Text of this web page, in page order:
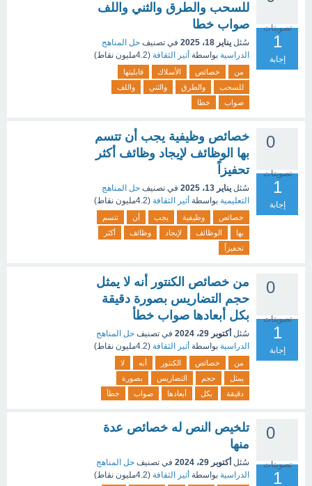
تصويتات
1
إجابة
للسحب والطرق والثني واللف
صواب خطا
سُئل يناير 18، 2025 في تصنيف حل المناهج
الدراسية بواسطة أثير الثقافة (4.2مليون نقاط)
من خصائص الأسلاك
قابليتها
للسحب
والطرق والثني
واللف
صواب
خطا
0
تصويتات
1
إجابة
خصائص وظيفية يجب أن تتسم
بها الوظائف لإيجاد وظائف أكثر
تحفيزاً
سُئل يناير 13، 2025 في تصنيف حل المناهج
التعليمية بواسطة أثير الثقافة (4.2مليون نقاط)
خصائص وظيفية يجب أن
تتسم
بها
الوظائف لإيجاد وظائف
أكثر
تحفيزاً
0
تصويتات
1
إجابة
من خصائص الكنتور أنه لا يمثل
حجم التضاريس بصورة دقيقة
بكل أبعادها صواب خطأ
سُئل أكتوبر 29، 2024 في تصنيف حل المناهج
الدراسية بواسطة أثير الثقافة (4.2مليون نقاط)
من خصائص الكنتور أنه
لا
يمثل
حجم التضاريس
بصورة
دقيقة
بكل أبعادها صواب خطأ
0
تصويتات
1
تلخيص النص له خصائص عدة
منها
سُئل أكتوبر 29، 2024 في تصنيف حل المناهج
الدراسية بواسطة أثير الثقافة (4.2مليون نقاط)